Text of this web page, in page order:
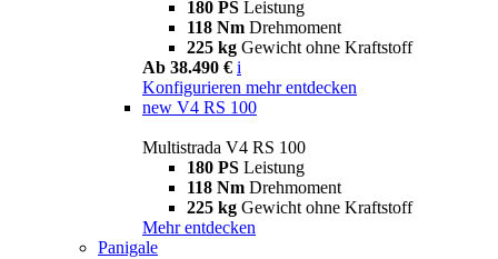
180 PS Leistung
118 Nm Drehmoment
225 kg Gewicht ohne Kraftstoff
Ab 38.490 € i
Konfigurieren mehr entdecken
new V4 RS 100
Multistrada V4 RS 100
180 PS Leistung
118 Nm Drehmoment
225 kg Gewicht ohne Kraftstoff
Mehr entdecken
Panigale